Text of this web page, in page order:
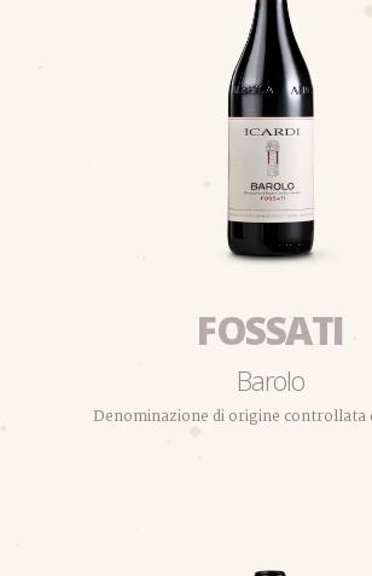
FOSSATI
Barolo
Denominazione di origine controllata